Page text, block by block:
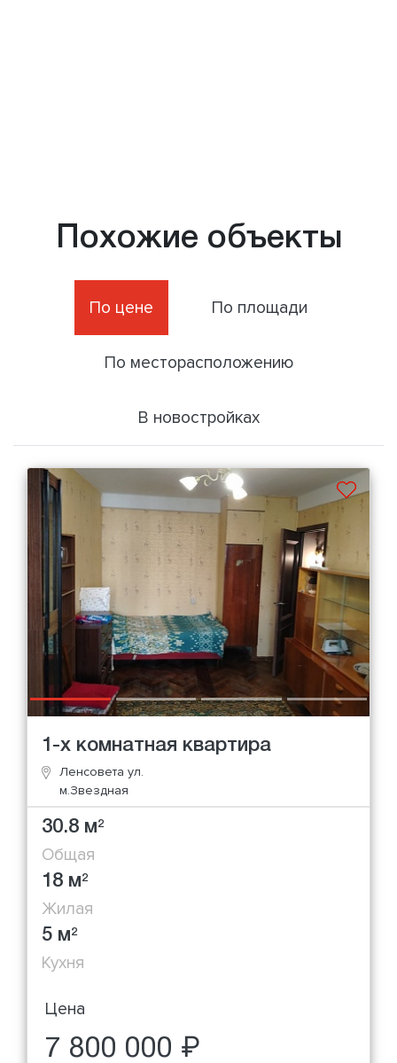
Похожие объекты
По цене По площади
По месторасположению
В новостройках
1-х комнатная квартира
Ленсовета ул.
м.Звездная
30.8 м2
Общая
18 м2
Жилая
5 м2
Кухня
Цена
7 800 000 ₽